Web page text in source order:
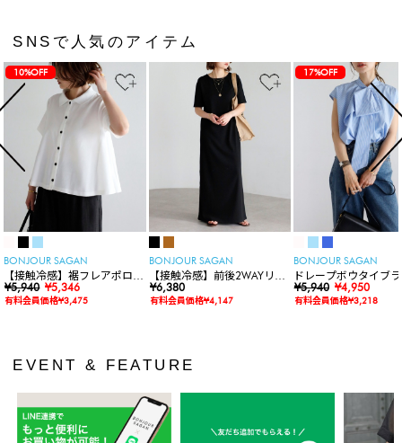
SNSで人気のアイテム
10%OFF
BONJOUR SAGAN
【接触冷感】裾フレアポロシ
ャツ
¥5,940 ¥5,346
有料会員価格¥3,475
BONJOUR SAGAN
【接触冷感】前後2WAYリブ
カットワンピース
¥6,380
有料会員価格¥4,147
17%OFF
BONJOUR SAGAN
ドレープボウタイブ
ス
¥5,940 ¥4,950
有料会員価格¥3,218
EVENT & FEATURE